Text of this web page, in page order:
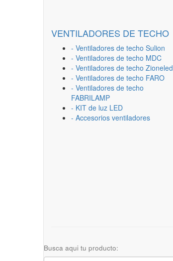
VENTILADORES DE TECHO
- Ventiladores de techo Sulion
- Ventiladores de techo MDC
- Ventiladores de techo Zioneled
- Ventiladores de techo FARO
- Ventiladores de techo
FABRILAMP
- KIT de luz LED
- Accesorios ventiladores
Busca aqui tu producto: